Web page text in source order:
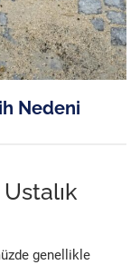
Nedeni
genellikle